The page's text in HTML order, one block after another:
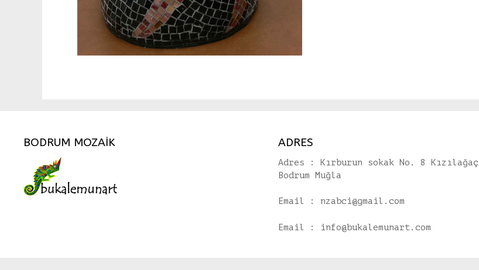
BODRUM MOZAİK ADRES
Adres : Kırburun sokak No. 8 Kızılağaç
Bodrum Muğla
Email : nzabci@gmail.com
Email : info@bukalemunart.com